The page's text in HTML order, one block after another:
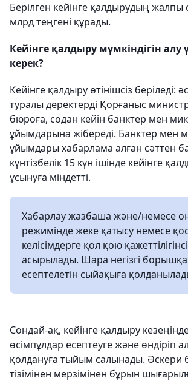
Берілген кейінге қалдырудың жалпы
млрд теңгені құрады.
Кейінге қалдыру мүмкіндігін алу
керек?
Кейінге қалдыру өтінішсіз беріледі:
туралы деректерді Қорғаныс
бюроға, содан кейін банктер мен
ұйымдарына жібереді. Банктер мен
ұйымдары хабарлама алған сәттен
күнтізбелік 15 күн ішінде кейінге
ұсынуға міндетті.
Хабарлау жазбаша және/немесе
режимінде жеке қатысу немесе
келісімдерге қол қою
асырылады. Шара негізгі
есептелетін сыйақыға
Сондай-ақ, кейінге қалдыру
өсімпұлдар есептеуге және өндіріп
қолдануға тыйым салынады. Әскери
тізімінен мерзімінен бұрын